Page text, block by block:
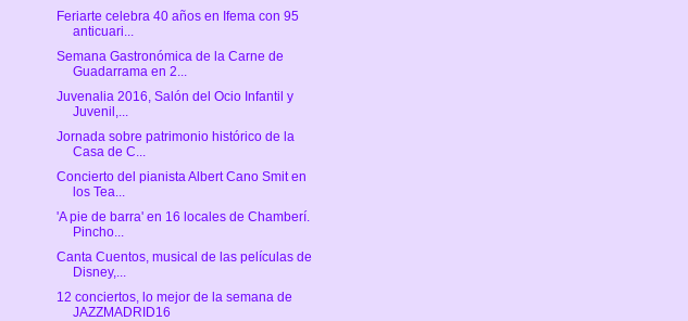
Feriarte celebra 40 años en Ifema con 95
anticuari...
Semana Gastronómica de la Carne de
Guadarrama en 2...
Juvenalia 2016, Salón del Ocio Infantil y
Juvenil,...
Jornada sobre patrimonio histórico de la
Casa de C...
Concierto del pianista Albert Cano Smit en
los Tea...
'A pie de barra' en 16 locales de Chamberí.
Pincho...
Canta Cuentos, musical de las películas de
Disney,...
12 conciertos, lo mejor de la semana de
JAZZMADRID16